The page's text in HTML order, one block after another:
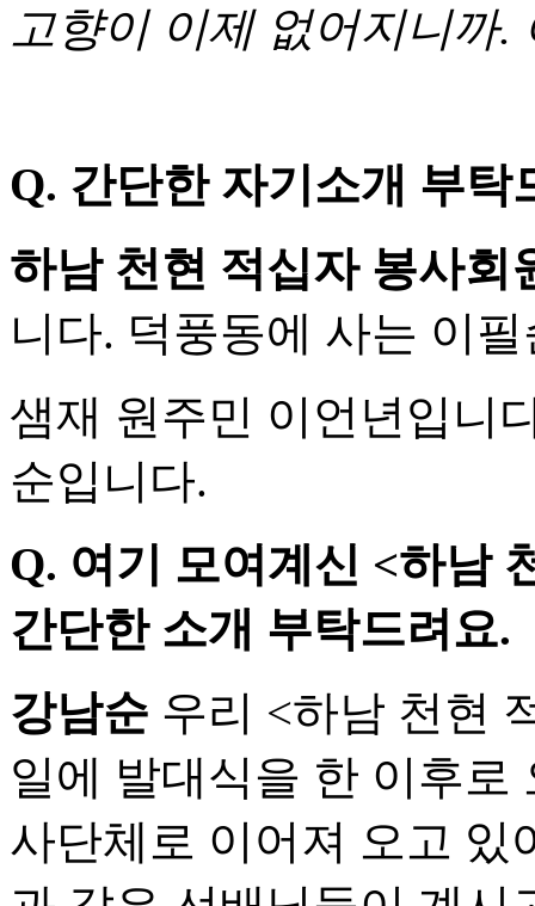
고향이 이제 없어지니까.
Q. 간단한 자기소개 부탁
하남 천현 적십자 봉사회
니다. 덕풍동에 사는 이
샘재 원주민 이언년입니
순입니다.
Q. 여기 모여계신 <하남
간단한 소개 부탁드려요.
강남순 우리 <하남 천현
일에 발대식을 한 이후로
사단체로 이어져 오고 있